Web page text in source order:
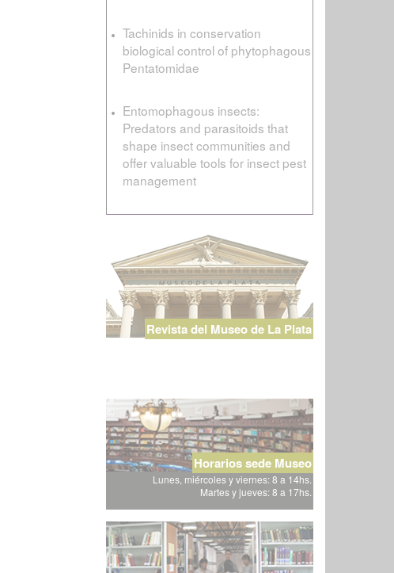
Tachinids in conservation
biological control of phytophagous
Pentatomidae
Entomophagous insects:
Predators and parasitoids that
shape insect communities and
offer valuable tools for insect pest
management
Revista del Museo de La Plata
Horarios sede Museo
Lunes, miércoles y viernes: 8 a 14hs.
Martes y jueves: 8 a 17hs.